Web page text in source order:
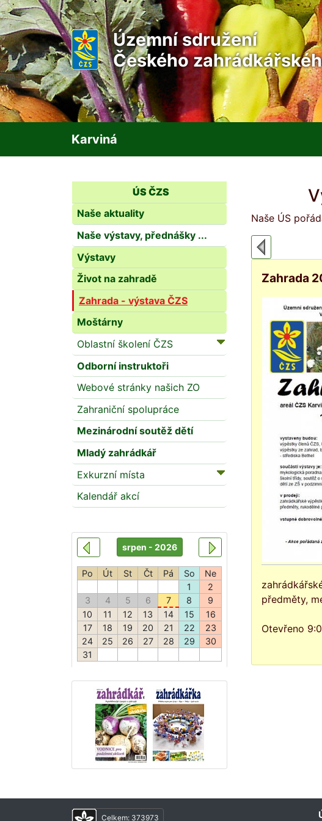
Územní sdružení
Českého
Karviná
ÚS ČZS
Naše aktuality
Naše výstavy, přednášky ...
Výstavy
Život na zahradě
Zahrada - výstava ČZS
Moštárny
Oblastní školení ČZS
Odborní instruktoři
Webové stránky našich ZO
Zahraniční spolupráce
Mezinárodní soutěž dětí
Mladý zahrádkář
Exkurzní místa
Kalendář akcí
Naše ÚS
Zahrada
předměty,
Otevřeno
Celkem: 373973